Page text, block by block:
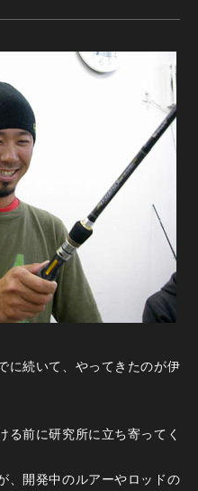
に続いて、やってきたのが伊
る前に研究所に立ち寄ってく
、開発中のルアーやロッドの